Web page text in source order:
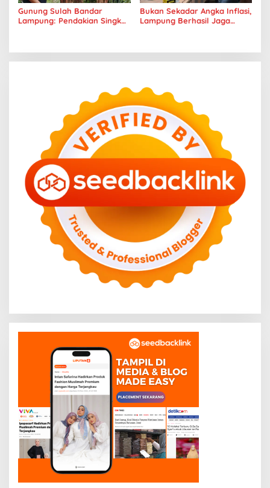
Gunung Sulah Bandar
Lampung: Pendakian Singkat
Bukan Sekadar Angka Inflasi,
Lampung Berhasil Jaga